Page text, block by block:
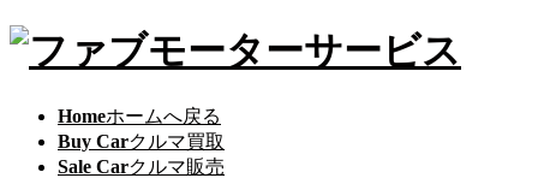
Homeホームへ戻る
Buy Carクルマ買取
Sale Carクルマ販売